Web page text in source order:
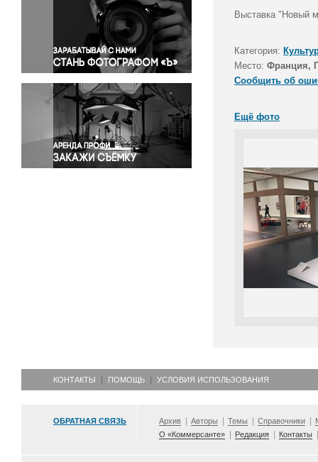
Политика
Правосудие
Происшествия и конфликты
Религия
Светская жизнь
Спорт
Экология
Экономика и бизнес
Выставка "Новый
Категория:
Место: Франция,
Сообщить об
Ещё фото
КОНТАКТЫ ПОМОЩЬ УСЛОВИЯ ИСПОЛЬЗОВАНИЯ
ОБРАТНАЯ СВЯЗЬ Архив Авторы Темы Справочники
О «Коммерсанте»
Редакция Контакты